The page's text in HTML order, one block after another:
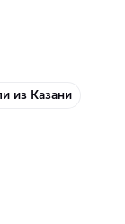
из Казани